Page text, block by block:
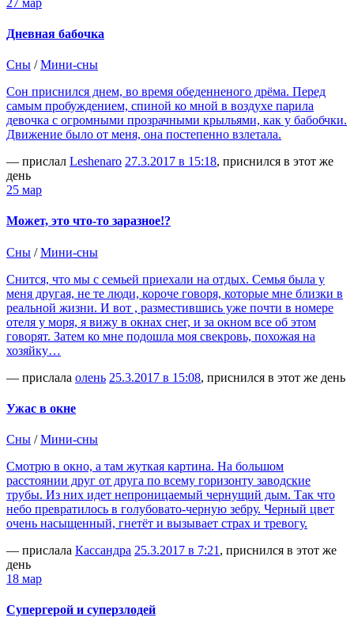
Дневная бабочка
Сны /Мини-сны
Сон приснился днем, во время обеденненого дрёма. Перед
самым пробуждением, спиной ко мной в воздухе парила
девочка с огромными прозрачными крыльями, как у бабобчки.
Движение было от меня, она постепенно взлетала.
— прислал Leshenaro 27.3.2017 в 15:18, приснился в этот же
день
25 мар
Может, это что-то заразное!?
Сны /Мини-сны
Снится, что мы с семьей приехали на отдых. Семья была у
меня другая, не те люди, короче говоря, которые мне близки в
реальной жизни. И вот , разместившись уже почти в номере
отеля у моря, я вижу в окнах снег, и за окном все об этом
говорят. Затем ко мне подошла моя свекровь, похожая на
хозяйку…
— прислала олень 25.3.2017 в 15:08, приснился в этот же день
Ужас в окне
Сны /Мини-сны
Смотрю в окно, а там жуткая картина. На большом
расстоянии друг от друга по всему горизонту заводские
трубы. Из них идет непроницаемый чернущий дым. Так что
небо превратилось в голубовато-черную зебру. Черный цвет
очень насыщенный, гнетёт и вызывает страх и тревогу.
— прислала Кассандра 25.3.2017 в 7:21 , приснился в этот же
день
18 мар
Супергерой и суперзлодей